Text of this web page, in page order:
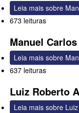
Leia mais sobre
673 leituras
Manuel
Leia mais sobre
637 leituras
Luiz Roberto
Leia mais sobre